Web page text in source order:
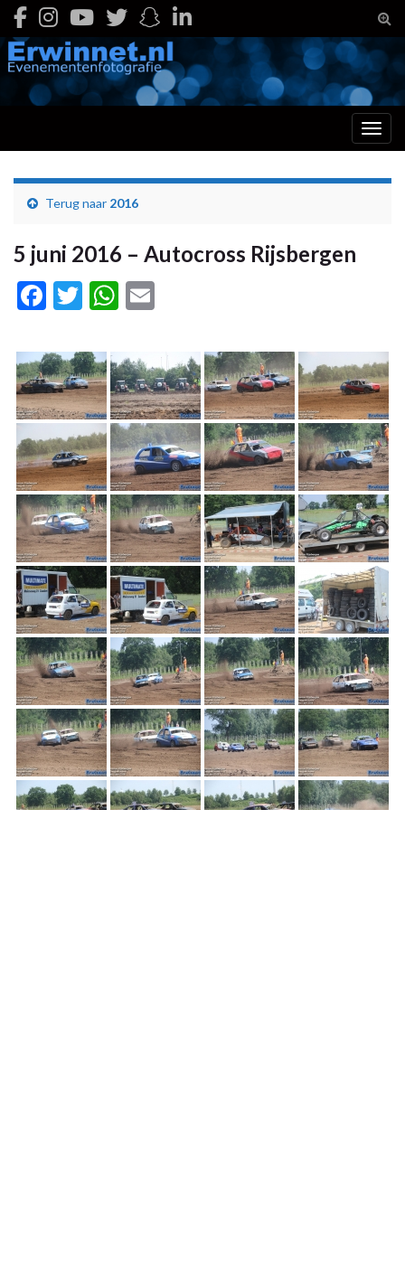
Terug naar 2016
5 juni 2016 – Autocross Rijsbergen
Facebook
TwitterWhatsApp